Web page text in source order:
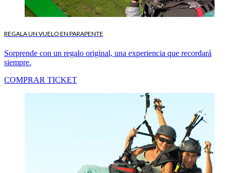
REGALA UN VUELO EN PARAPENTE
Sorprende con un regalo original, una experiencia que recordará
siempre.
COMPRAR TICKET